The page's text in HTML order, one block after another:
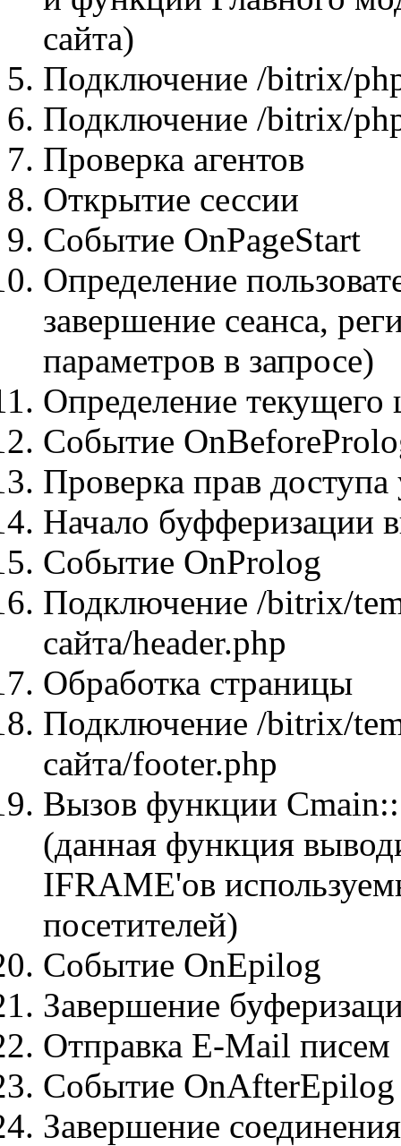
сайта)
Подключение /bitrix/
Подключение /bitrix/
Проверка агентов
Открытие сессии
Событие OnPageStart
Определение
завершение сеанса,
параметров в запросе)
Определение текущего
Событие
Проверка прав доступа
Начало буфферизации
Событие OnProlog
Подключение /bitrix/
сайта/header.php
Обработка страницы
Подключение /bitrix/
сайта/footer.php
Вызов функции
(данная функция
IFRAME'ов
посетителей)
Событие OnEpilog
Завершение
Отправка E-Mail писем
Событие OnAfterEpilog
Завершение